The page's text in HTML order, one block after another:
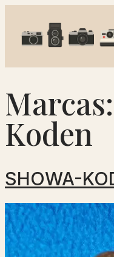
Marcas:
Koden
SHOWA-